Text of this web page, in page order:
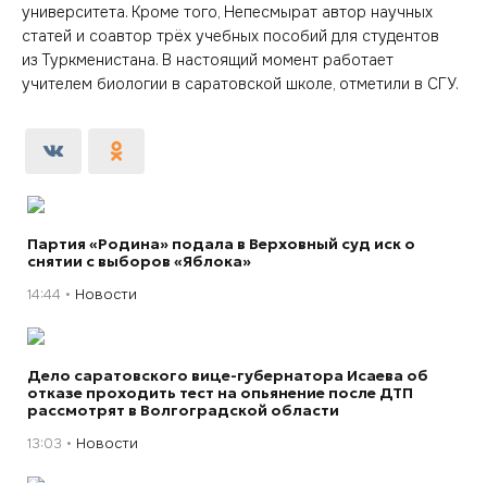
университета. Кроме того, Непесмырат автор научных
статей и соавтор трёх учебных пособий для студентов
из Туркменистана. В настоящий момент работает
учителем биологии в саратовской школе, отметили в СГУ.
Партия «Родина» подала в Верховный суд иск о
снятии с выборов «Яблока»
14:44 Новости
Дело саратовского вице-губернатора Исаева об
отказе проходить тест на опьянение после ДТП
рассмотрят в Волгоградской области
13:03 Новости